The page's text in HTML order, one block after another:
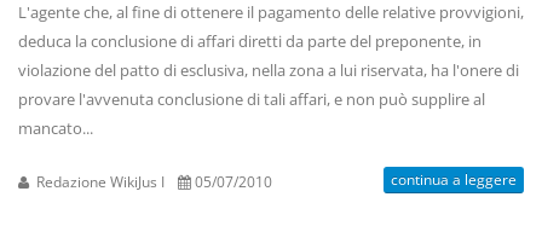
L'agente che, al fine di ottenere il pagamento delle relative provvigioni,
deduca la conclusione di affari diretti da parte del preponente, in
violazione del patto di esclusiva, nella zona a lui riservata, ha l'onere di
provare l'avvenuta conclusione di tali affari, e non può supplire al
mancato...
Redazione WikiJus I 05/07/2010 continua a leggere